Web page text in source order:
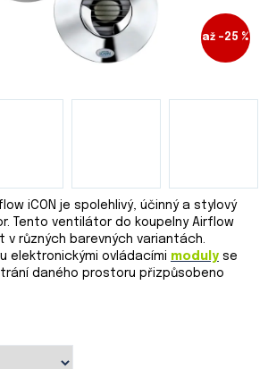
až –25 %
iCON je spolehlivý, účinný a stylový
Tento ventilátor do koupelny Airflow
v různých barevných variantách.
elektronickými ovládacími moduly se
daného prostoru přizpůsobeno